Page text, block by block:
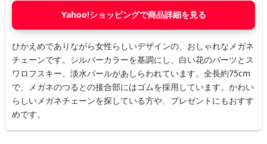
Yahoo!ショッピングで商品詳細を見る
ひかえめでありながら女性らしいデザインの、おしゃれなメガネ
チェーンです。シルバーカラーを基調にし、白い花のパーツとス
ワロフスキー、淡水パールがあしらわれています。全長約75cm
で、メガネのつるとの接合部にはゴムを採用しています。かわい
らしいメガネチェーンを探している方や、プレゼントにもおすす
めです。